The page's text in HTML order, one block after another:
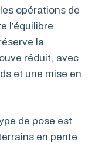
opérations de
l’équilibre
la
réduit, avec
et une mise en
de pose est
en pente